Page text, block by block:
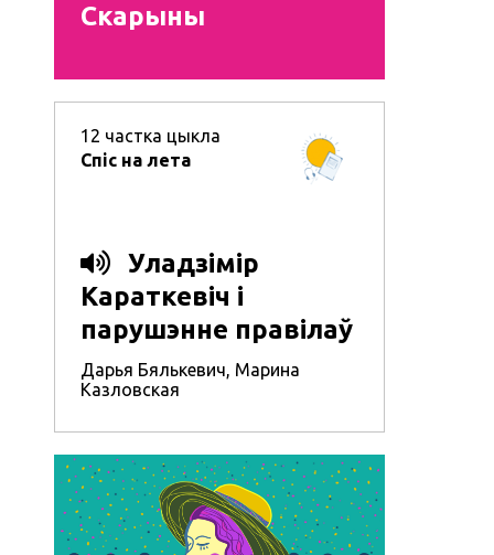
Скарыны
12 частка цыкла
Спіс на лета
Уладзімір
Караткевіч і
парушэнне правілаў
Дарья Бялькевич, Марина
Казловская